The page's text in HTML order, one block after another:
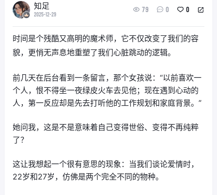
知足
2025-12-29
79 0 0
时间是个残酷又高明的魔术师，它不仅改变了我们的容
貌，更悄无声息地重塑了我们心脏跳动的逻辑。
前几天在后台看到一条留言，那个女孩说：“以前喜欢一
个人，恨不得坐一夜绿皮火车去见他；现在遇到心动的
人，第一反应却是先去打听他的工作规划和家庭背景。”
她问我，这是不是意味着自己变得世俗、变得不再纯粹
了？
这让我想起一个很有意思的现象：当我们谈论爱情时，
22岁和27岁，仿佛是两个完全不同的物种。